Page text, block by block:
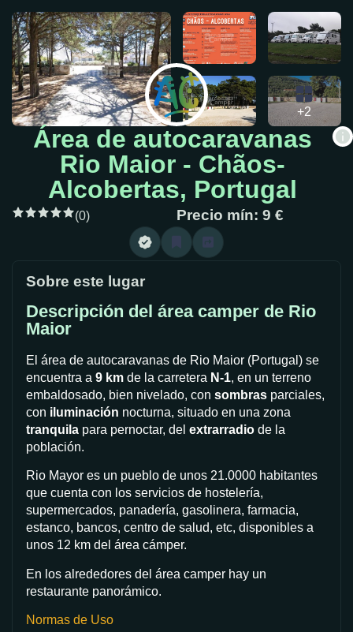
+2
Área de autocaravanas
Rio Maior - Chãos-
Alcobertas, Portugal
(0) Precio mín: 9 €
Sobre este lugar
Descripción del área camper de Rio
Maior
El área de autocaravanas de Rio Maior (Portugal) se
encuentra a 9 km de la carretera N-1, en un terreno
embaldosado, bien nivelado, con sombras parciales,
con iluminación nocturna, situado en una zona
tranquila para pernoctar, del extrarradio de la
población.
Rio Mayor es un pueblo de unos 21.0000 habitantes
que cuenta con los servicios de hostelería,
supermercados, panadería, gasolinera, farmacia,
estanco, bancos, centro de salud, etc, disponibles a
unos 12 km del área cámper.
En los alrededores del área camper hay un
restaurante panorámico.
Normas de Uso